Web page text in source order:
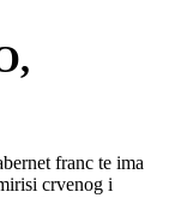
franc te ima
crvenog i